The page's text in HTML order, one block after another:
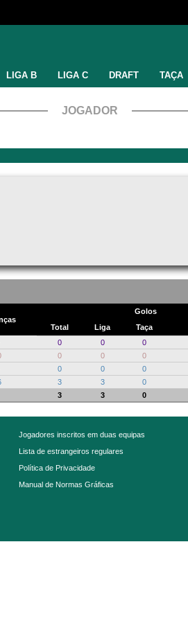
LIGA B LIGA C DRAFT TAÇA
JOGADOR
Golos
Total
Liga Taça
0 0 0
0 0 0
0 0 0
3 3 0
3 3 0
Jogadores inscritos em duas equipas
Lista de estrangeiros regulares
Política de Privacidade
Manual de Normas Gráficas